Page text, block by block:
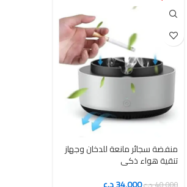
منفضة سجائر مانعة للدخان وجهاز
تنقية هواء ذكي